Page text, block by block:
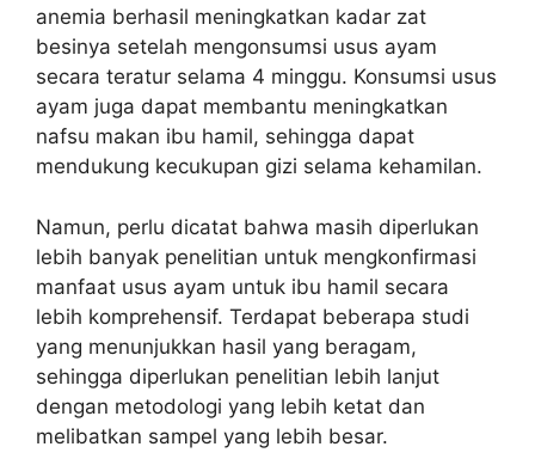
anemia berhasil meningkatkan kadar zat
besinya setelah mengonsumsi usus ayam
secara teratur selama 4 minggu. Konsumsi usus
ayam juga dapat membantu meningkatkan
nafsu makan ibu hamil, sehingga dapat
mendukung kecukupan gizi selama kehamilan.
Namun, perlu dicatat bahwa masih diperlukan
lebih banyak penelitian untuk mengkonfirmasi
manfaat usus ayam untuk ibu hamil secara
lebih komprehensif. Terdapat beberapa studi
yang menunjukkan hasil yang beragam,
sehingga diperlukan penelitian lebih lanjut
dengan metodologi yang lebih ketat dan
melibatkan sampel yang lebih besar.